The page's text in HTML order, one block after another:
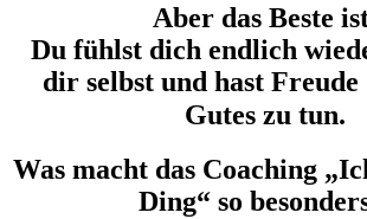
Aber das Beste
Du fühlst dich endlich
dir selbst und hast
Gutes zu tun.
Was macht das Coaching
Ding“ so